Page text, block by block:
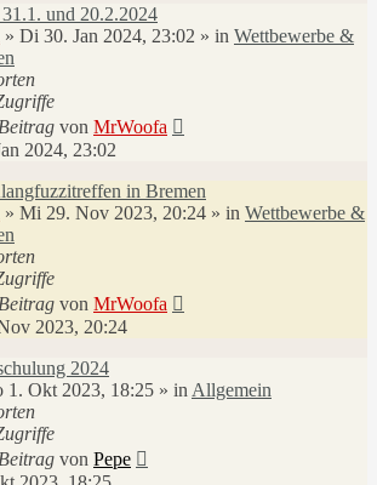
und 20.2.2024
» Di 30. Jan 2024, 23:02 » in Wettbewerbe &
von MrWoofa
2024, 23:02
in Bremen
» Mi 29. Nov 2023, 20:24 » in Wettbewerbe &
von MrWoofa
2023, 20:24
2024
1. Okt 2023, 18:25 » in Allgemein
von Pepe